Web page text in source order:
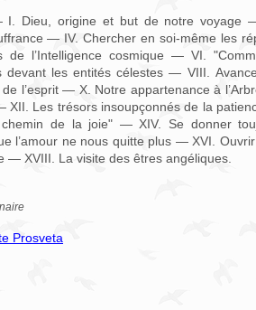
I. Dieu, origine et but de notre
— IV. Chercher en soi-même les
l’Intelligence cosmique — VI.
devant les entités célestes — VIII.
l’esprit — X. Notre appartenance à
XII. Les trésors insoupçonnés de la
de la joie" — XIV. Se donner
l’amour ne nous quitte plus — XVI.
— XVIII. La visite des êtres angéliques.
Prosveta